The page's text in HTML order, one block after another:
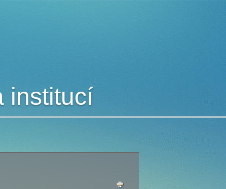
institucí